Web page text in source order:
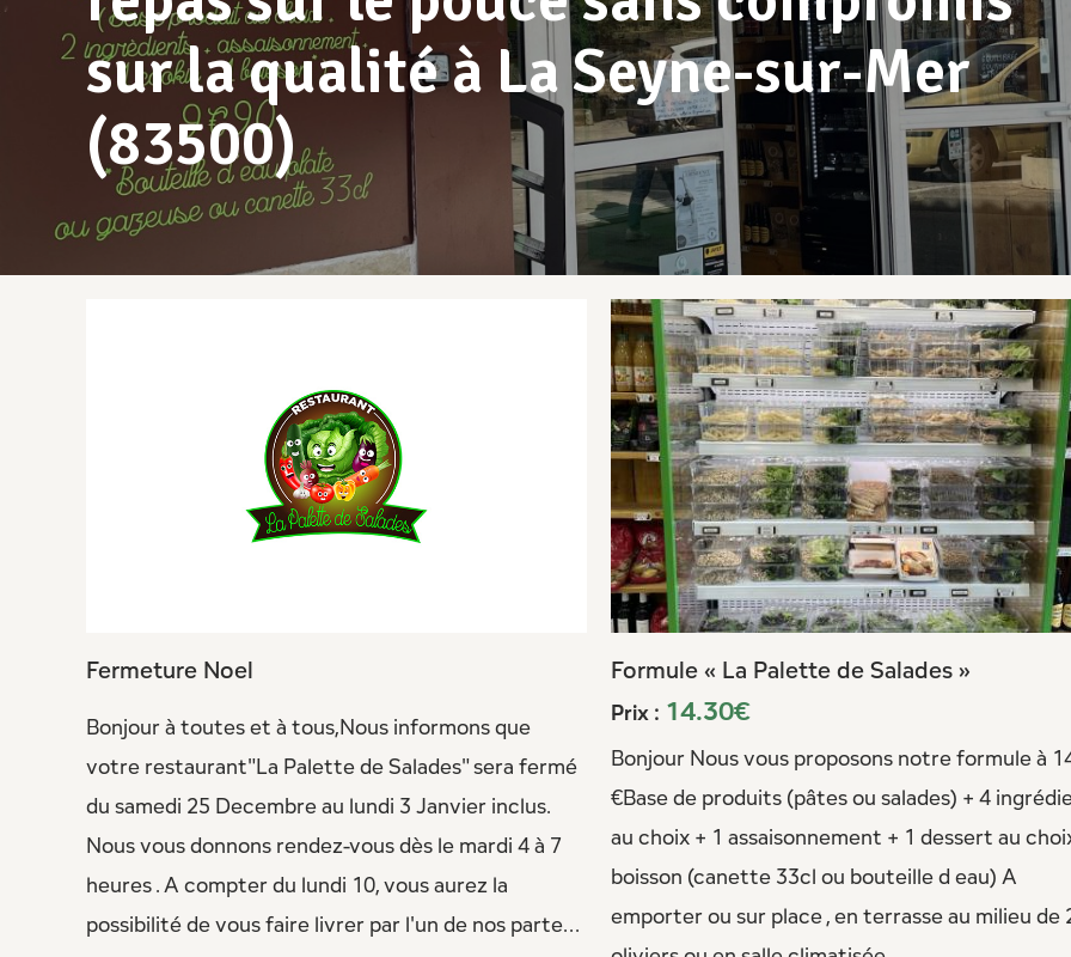
sur la qualité à La Seyne-sur-Mer
(83500)
Fermeture Noel
Bonjour à toutes et à tous,Nous informons que
votre restaurant"La Palette de Salades" sera fermé
du samedi 25 Decembre au lundi 3 Janvier inclus.
Nous vous donnons rendez-vous dès le mardi 4 à 7
heures . A compter du lundi 10, vous aurez la
possibilité de vous faire livrer par l'un de nos parte...
Formule « La Palette de Salades »
Prix : 14.30€
Bonjour Nous vous proposons notre formule à
€Base de produits (pâtes ou salades) + 4
au choix + 1 assaisonnement + 1 dessert au
boisson (canette 33cl ou bouteille d eau) A
emporter ou sur place , en terrasse au milieu de